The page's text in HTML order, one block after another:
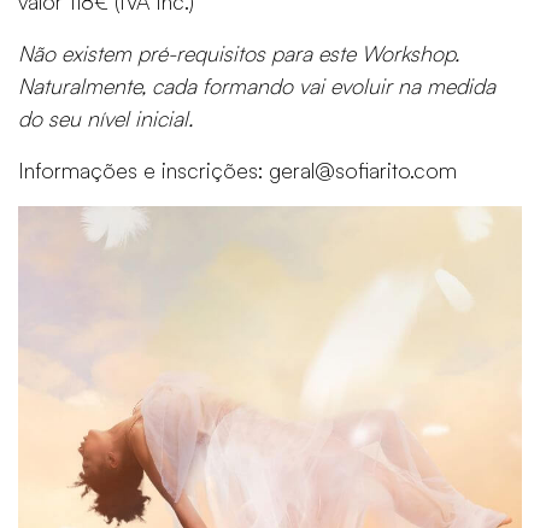
Não existem pré-requisitos para este Workshop.
Naturalmente, cada formando vai evoluir na medida
do seu nível inicial.
Informações e inscrições: geral@sofiarito.com